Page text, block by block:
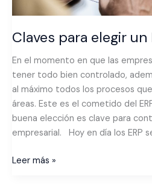
Claves para elegir un
En el momento en que las
tener todo bien controlado,
al máximo todos los procesos
áreas. Este es el cometido del
buena elección es clave para
empresarial. Hoy en día los ERP
Leer más »